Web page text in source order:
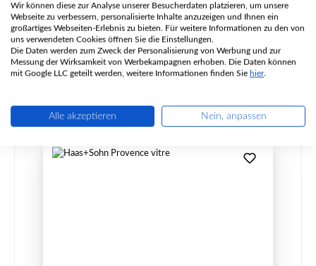
Hersteller:Haas-Sohn
Inhalt:2 Meter(13,44 € / 1 Meter)
Regulärer Preis:
26,88 €
Sofort verfügbar, Lieferzeit: 2-4 Tage
Wir können diese zur Analyse unserer Besucherdaten platzieren, um unsere
Webseite zu verbessern, personalisierte Inhalte anzuzeigen und Ihnen ein
großartiges Webseiten-Erlebnis zu bieten. Für weitere Informationen zu den von
uns verwendeten Cookies öffnen Sie die Einstellungen.
Die Daten werden zum Zweck der Personalisierung von Werbung und zur
Messung der Wirksamkeit von Werbekampagnen erhoben. Die Daten können
mit Google LLC geteilt werden, weitere Informationen finden Sie hier.
Alle akzeptieren Nein, anpassen